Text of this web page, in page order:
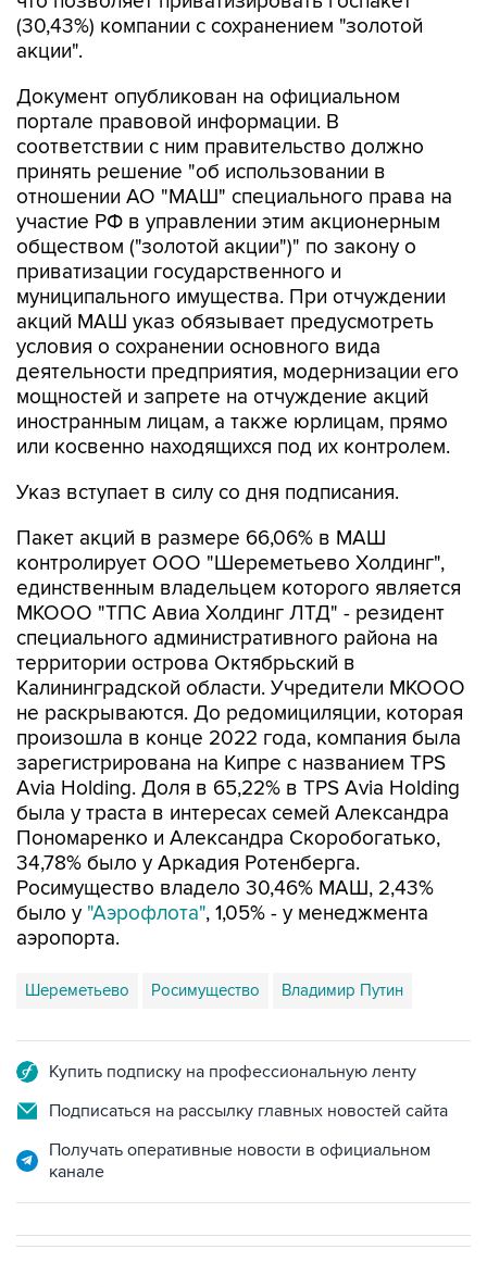
(30,43%) компании с сохранением "золотой
акции".
Документ опубликован на официальном
портале правовой информации. В
соответствии с ним правительство должно
принять решение "об использовании в
отношении АО "МАШ" специального права на
участие РФ в управлении этим акционерным
обществом ("золотой акции")" по закону о
приватизации государственного и
муниципального имущества. При отчуждении
акций МАШ указ обязывает предусмотреть
условия о сохранении основного вида
деятельности предприятия, модернизации его
мощностей и запрете на отчуждение акций
иностранным лицам, а также юрлицам, прямо
или косвенно находящихся под их контролем.
Указ вступает в силу со дня подписания.
Пакет акций в размере 66,06% в МАШ
контролирует ООО "Шереметьево Холдинг",
единственным владельцем которого является
МКООО "ТПС Авиа Холдинг ЛТД" - резидент
специального административного района на
территории острова Октябрьский в
Калининградской области. Учредители МКООО
не раскрываются. До редомициляции, которая
произошла в конце 2022 года, компания была
зарегистрирована на Кипре с названием TPS
Avia Holding. Доля в 65,22% в TPS Avia Holding
была у траста в интересах семей Александра
Пономаренко и Александра Скоробогатько,
34,78% было у Аркадия Ротенберга.
Росимущество владело 30,46% МАШ, 2,43%
было у "Аэрофлота", 1,05% - у менеджмента
аэропорта.
Шереметьево Росимущество Владимир Путин
Купить подписку на профессиональную ленту
Подписаться на рассылку главных новостей сайта
Получать оперативные новости в официальном
канале